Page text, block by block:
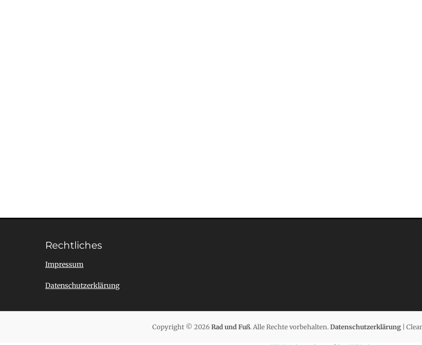
Rechtliches
Impressum
Datenschutzerklärung
Copyright © 2026Rad und Fuß. Alle Rechte vorbehalten.Datenschutzerklärung|